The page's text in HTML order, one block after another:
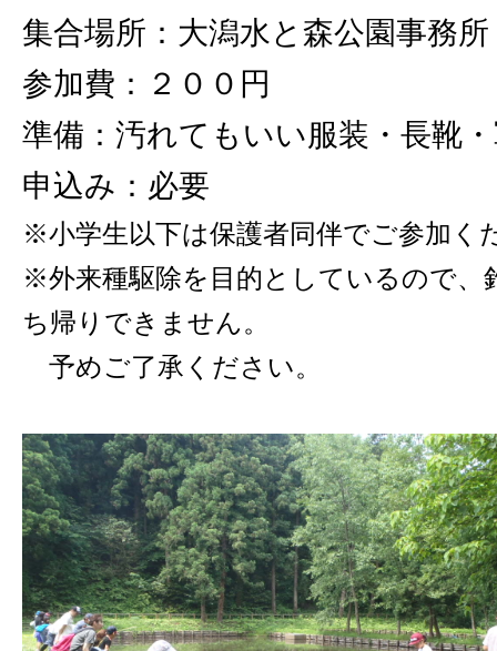
集合場所：大潟水と森公園事務所
参加費：２００円
準備：汚れてもいい服装・長靴
申込み：必要
※小学生以下は保護者同伴でご参加く
※外来種駆除を目的としているので、
ち帰りできません。
予めご了承ください。